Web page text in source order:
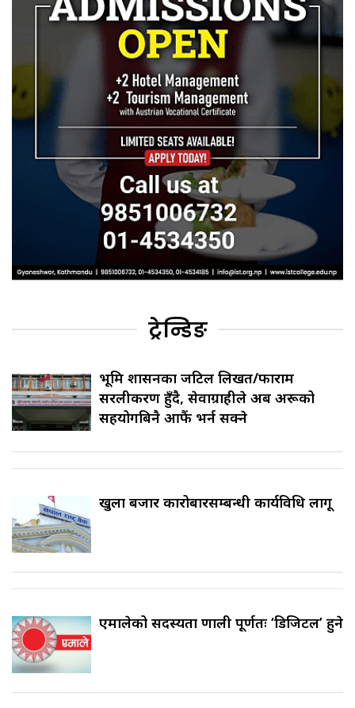
ट्रेन्डिङ
भूमि प्रशासनका जटिल लिखत/फाराम
सरलीकरण हुँदै, सेवाग्राहीले अब अरूको
सहयोगबिनै आफैं भर्न सक्ने
खुला बजार कारोबारसम्बन्धी कार्यविधि लागू
एमालेको सदस्यता प्रणाली पूर्णतः ‘डिजिटल’ हुने